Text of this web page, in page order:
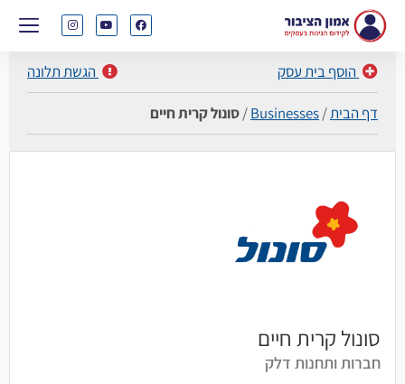
הוסף בית עסק הגשת תלונה
דף הבית/
Businesses
/סונול קרית חיים
סונול קרית חיים
חברות ותחנות דלק